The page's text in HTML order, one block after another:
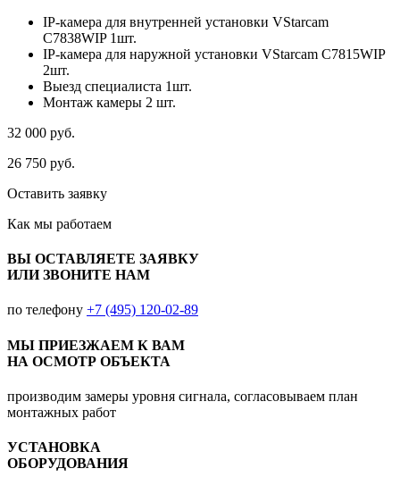
IP-камера для внутренней установки VStarcam
C7838WIP 1шт.
IP-камера для наружной установки VStarcam C7815WIP
2шт.
Выезд специалиста 1шт.
Монтаж камеры 2 шт.
32 000 руб.
26 750 руб.
Оставить заявку
Как мы работаем
ВЫ ОСТАВЛЯЕТЕ ЗАЯВКУ
ИЛИ ЗВОНИТЕ НАМ
по телефону +7 (495) 120-02-89
МЫ ПРИЕЗЖАЕМ К ВАМ
НА ОСМОТР ОБЪЕКТА
производим замеры уровня сигнала, согласовываем план
монтажных работ
УСТАНОВКА
ОБОРУДОВАНИЯ